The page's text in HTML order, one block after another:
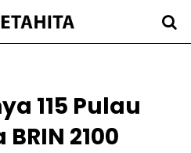
115 Pulau
2100